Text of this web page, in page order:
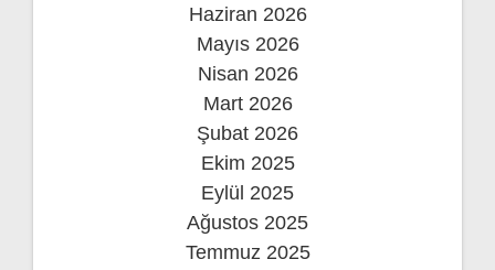
Haziran 2026
Mayıs 2026
Nisan 2026
Mart 2026
Şubat 2026
Ekim 2025
Eylül 2025
Ağustos 2025
Temmuz 2025